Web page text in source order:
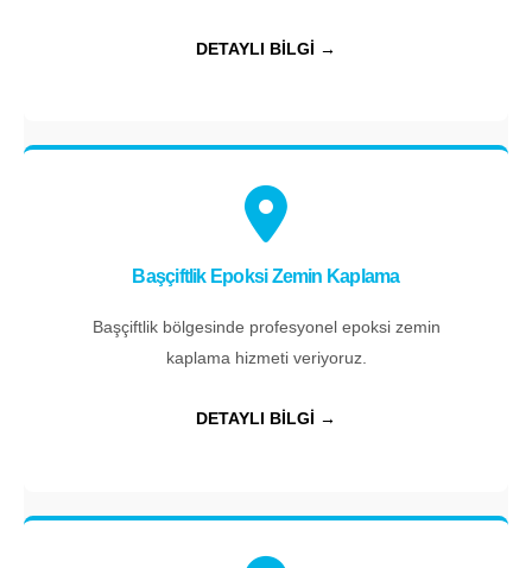
DETAYLI BİLGİ →
Başçiftlik Epoksi Zemin Kaplama
Başçiftlik bölgesinde profesyonel epoksi zemin
kaplama hizmeti veriyoruz.
DETAYLI BİLGİ →